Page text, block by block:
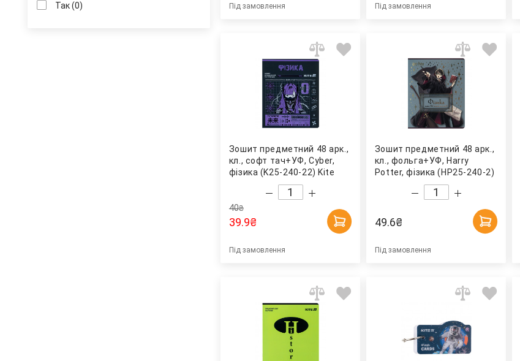
Так(0) Під замовлення Під замовлення
Зошит предметний 48 арк.,
кл., софт тач+УФ, Cyber,
фізика (K25-240-22) Kite
40₴
39.9₴
Під замовлення
Зошит предметний 48 арк.,
кл., фольга+УФ, Harry
Potter, фізика (HP25-240-2)
49.6₴
Під замовлення